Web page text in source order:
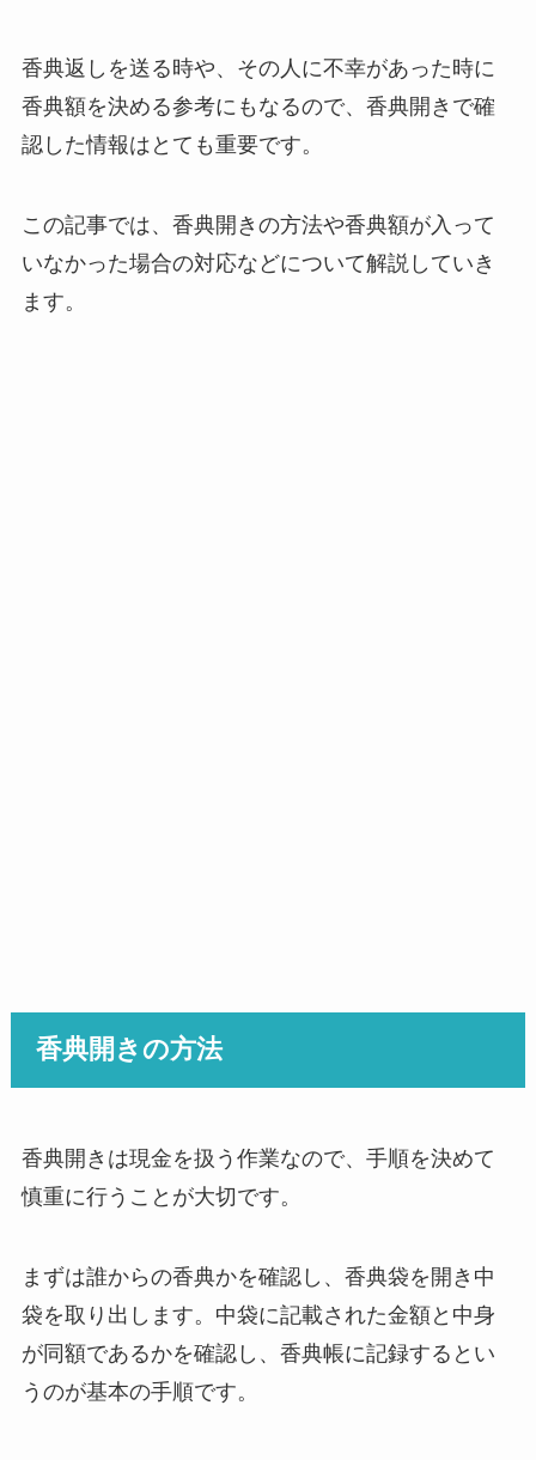
香典返しを送る時や、その人に不幸があった時に
香典額を決める参考にもなるので、香典開きで確
認した情報はとても重要です。
この記事では、香典開きの方法や香典額が入って
いなかった場合の対応などについて解説していき
ます。
香典開きの方法
香典開きは現金を扱う作業なので、手順を決めて
慎重に行うことが大切です。
まずは誰からの香典かを確認し、香典袋を開き中
袋を取り出します。中袋に記載された金額と中身
が同額であるかを確認し、香典帳に記録するとい
うのが基本の手順です。